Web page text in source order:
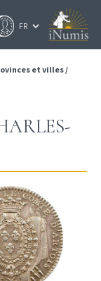
et villes/